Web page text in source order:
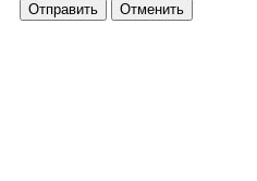
Отправить Отменить